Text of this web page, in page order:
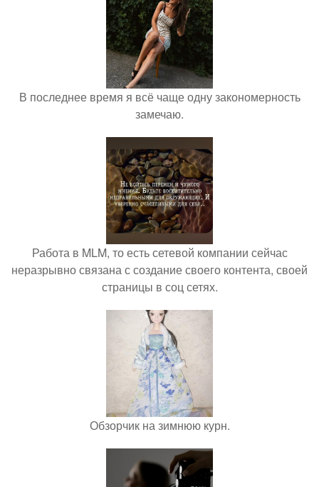
В последнее время я всё чаще одну закономерность
замечаю.
Работа в MLM, то есть сетевой компании сейчас
неразрывно связана с создание своего контента, своей
страницы в соц сетях.
Обзорчик на зимнюю курн.